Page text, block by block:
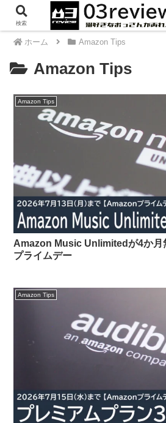
ホーム Amazon Tips
Amazon Tips
Amazon Tips
Amazon Music Unlimitedが4か月
プライムデー
Amazon Tips
検索